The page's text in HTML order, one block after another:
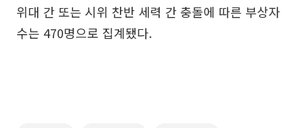
위대 간 또는 시위 찬반 세력 간 충돌에 따른 부상자
수는 470명으로 집계됐다.